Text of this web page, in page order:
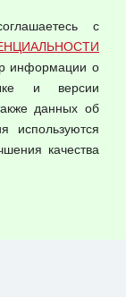
с
информации о
и версии
данных об
используются
качества